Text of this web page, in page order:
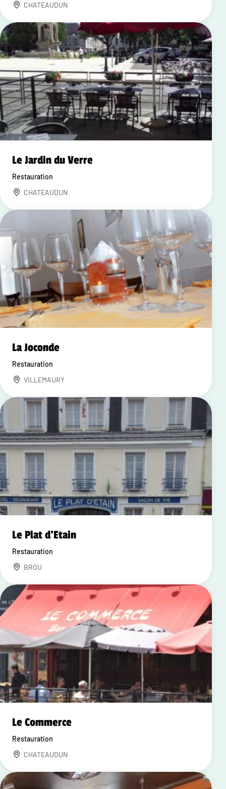
CHATEAUDUN
Le Jardin du Verre
Restauration
CHATEAUDUN
La Joconde
Restauration
VILLEMAURY
Le Plat d'Etain
Restauration
BROU
Le Commerce
Restauration
CHATEAUDUN